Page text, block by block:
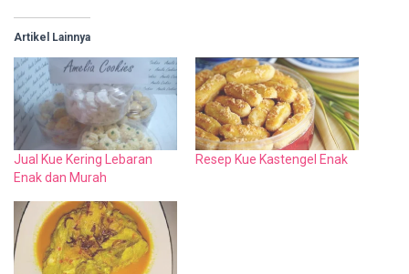
Artikel Lainnya
Jual Kue Kering Lebaran
Enak dan Murah
Resep Kue Kastengel Enak